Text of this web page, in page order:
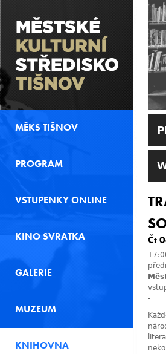
Čt
-
MĚKS TIŠNOV
PROGRAM
VSTUPENKY ONLINE
KINO SVRATKA
GALERIE
MUZEUM
KNIHOVNA